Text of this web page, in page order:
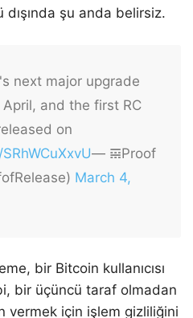
dışında şu anda belirsiz.
next major upgrade
and the first RC
on
— 𝌚Proof
March 4,
bir Bitcoin kullanıcısı
bir üçüncü taraf olmadan
vermek için işlem gizliliğini